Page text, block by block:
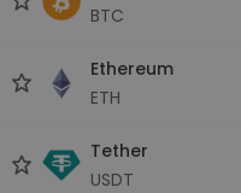
BTC
Ethereum
ETH
Tether
USDT